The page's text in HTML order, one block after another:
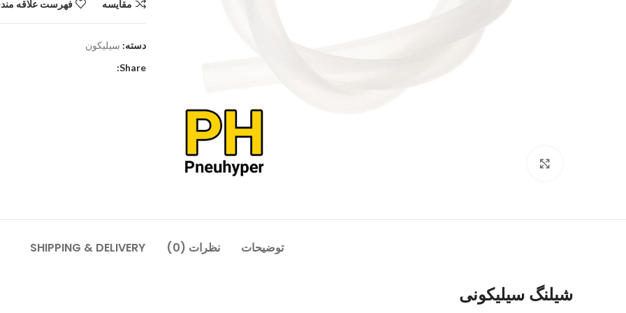
مقایسه فهرست علاقه
دسته: سیلیکون
Share:
توضیحات نظرات (0) SHIPPING & DELIVERY
شیلنگ سیلیکونی